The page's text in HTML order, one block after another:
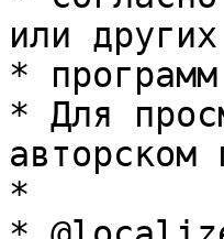
или
*
* Для
авторском
*